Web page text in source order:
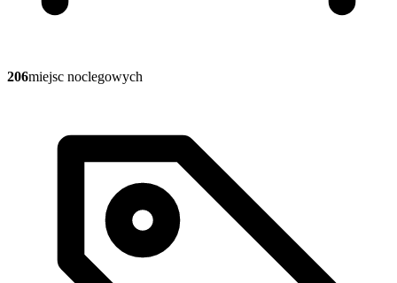
206miejsc noclegowych